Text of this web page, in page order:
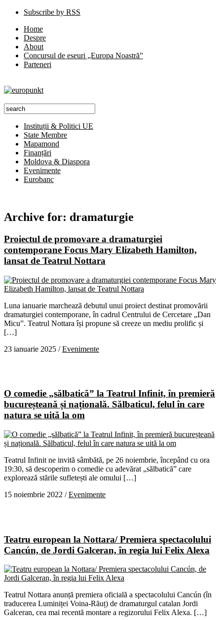
Subscribe by RSS
Home
Despre
About
Concursul de eseuri „Europa Noastră”
Parteneri
Instituții & Politici UE
State Membre
Mapamond
Finanțări
Moldova & Diaspora
Evenimente
Eurobanc
Archive for: dramaturgie
Proiectul de promovare a dramaturgiei
contemporane Focus Mary Elizabeth Hamilton,
lansat de Teatrul Nottara
Luna ianuarie marchează debutul unui proiect destinat promovării
dramaturgiei contemporane, în cadrul Centrului de Cercetare „Dan
Micu”. Teatrul Nottara își propune să creeze un mediu prolific și
[…]
23 ianuarie 2025 /Evenimente
O comedie „sălbatică” la Teatrul Infinit, în premieră
bucureșteană și națională. Sălbaticul, felul în care
natura se uită la om
Teatrul Infinit ne invită sâmbătă, pe 26 noiembrie, începând cu ora
19:30, să descoperim o comedie cu adevărat „sălbatică” care
explorează stările sufletești ale omului […]
15 noiembrie 2022 /Evenimente
Teatru european la Nottara/ Premiera spectacolului
Cancún, de Jordi Galceran, în regia lui Felix Alexa
Teatrul Nottara anunță premiera oficială a spectacolului Cancún (în
traducerea Luminiței Voina-Răuț) de dramaturgul catalan Jordi
Galceran, cea mai recentă montare a regizorului Felix Alexa. […]